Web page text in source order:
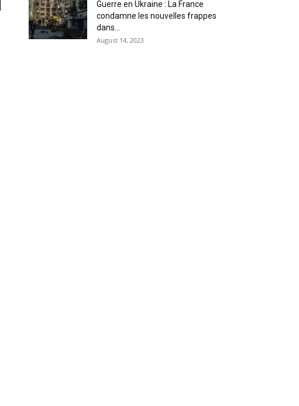
Guerre en Ukraine : La France
condamne les nouvelles frappes
dans...
August 14, 2023